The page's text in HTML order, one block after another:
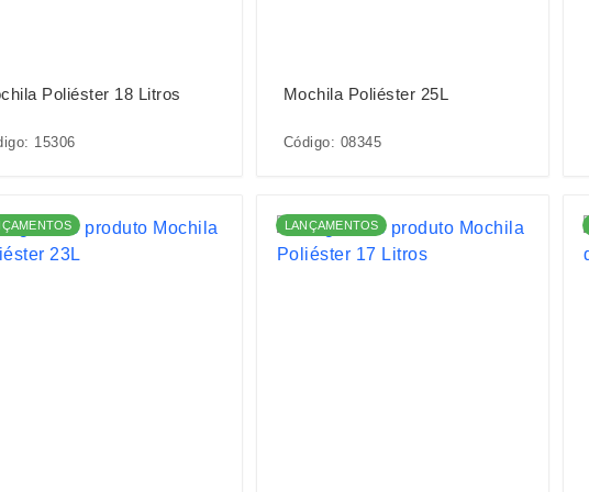
Poliéster 18 Litros
15306
Mochila Poliéster 25L
Código: 08345
LANÇAMENTOS